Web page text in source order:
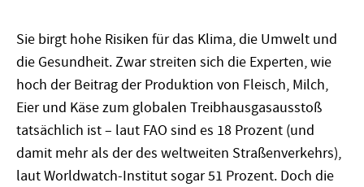
Sie birgt hohe Risiken für das Klima, die Umwelt und
die Gesundheit. Zwar streiten sich die Experten, wie
hoch der Beitrag der Produktion von Fleisch, Milch,
Eier und Käse zum globalen Treibhausgasausstoß
tatsächlich ist – laut FAO sind es 18 Prozent (und
damit mehr als der des weltweiten Straßenverkehrs),
laut Worldwatch-Institut sogar 51 Prozent. Doch die